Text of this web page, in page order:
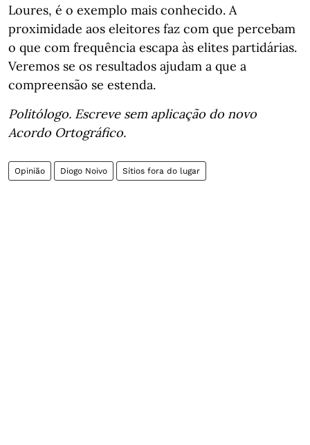
Loures, é o exemplo mais conhecido. A
proximidade aos eleitores faz com que percebam
o que com frequência escapa às elites partidárias.
Veremos se os resultados ajudam a que a
compreensão se estenda.
Politólogo. Escreve sem aplicação do novo
Acordo Ortográfico.
Opinião Diogo Noivo Sítios fora do lugar